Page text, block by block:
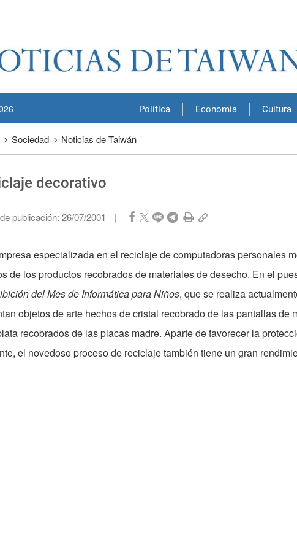
Política Economía Cultura
Sociedad Noticias de Taiwán
decorativo
publicación: 26/07/2001 |
especializada en el reciclaje de computadoras personales
de los productos recobrados de materiales de desecho. En el
del Mes de Informática para Niños, que se realiza
objetos de arte hechos de cristal recobrado de las pantallas de
recobrados de las placas madre. Aparte de favorecer la
el novedoso proceso de reciclaje también tiene un gran